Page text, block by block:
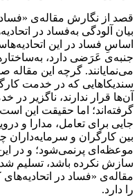
قصد از نگارش مقاله‌ی «فساد
بیان آلودگی به‌فساد در
اساسِ فساد در این
جنبه‌ی عَرَضی دارد،
می‌نمایانند. گرچه این مقاله
سندیکاهایی ‌که در خدمت
آن‌ها قرار ندارند، ناگزیر
گرفته‌اند؛ اما حقیقت این
جایی برای تعامل، مدارا و
بین کارگران و سرمایه‌داران
موعظه‌ای پرنمی‌شود؛ و در
سازش نکرده باشد، تسلیم
مقاله‌ی «فساد در
را دارد.